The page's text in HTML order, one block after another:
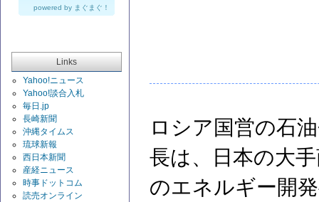
powered by まぐまぐ！
Links
Yahoo!ニュース
Yahoo!談合入札
毎日.jp
長崎新聞
沖縄タイムス
琉球新報
西日本新聞
産経ニュース
時事ドットコム
読売オンライン
ロシア国営の石
長は、日本の大
のエネルギー開